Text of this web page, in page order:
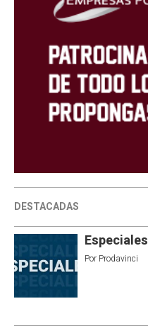
DESTACADAS
Especiales
Por Prodavinci